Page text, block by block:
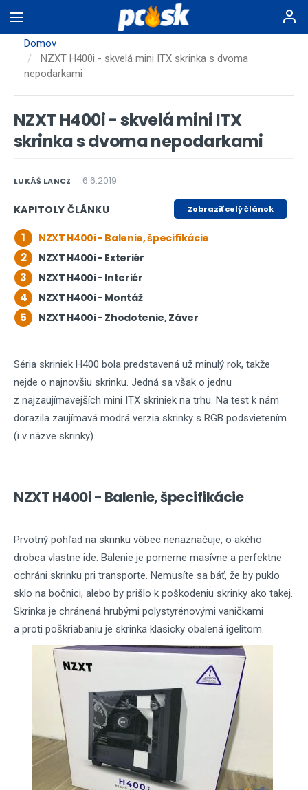
na
hlavnýDomov
NZXT H400i - skvelá mini ITX skrinka s dvoma
nepodarkami
NZXT H400i - skvelá mini ITX
skrinka s dvoma nepodarkami
LUKÁŠ LANCZ 6.6.2019
KAPITOLY ČLÁNKU Zobraziť celý článok
1 NZXT H400i - Balenie, špecifikácie
2 NZXT H400i - Exteriér
3 NZXT H400i - Interiér
4 NZXT H400i - Montáž
5 NZXT H400i - Zhodotenie, Záver
Séria skriniek H400 bola predstavená už minulý rok, takže
nejde o najnovšiu skrinku. Jedná sa však o jednu
z najzaujímavejších mini ITX skriniek na trhu. Na test k nám
dorazila zaujímavá modrá verzia skrinky s RGB podsvietením
(i v názve skrinky).
NZXT H400i - Balenie, špecifikácie
Prvotný pohľad na skrinku vôbec nenaznačuje, o akého
drobca vlastne ide. Balenie je pomerne masívne a perfektne
ochráni skrinku pri transporte. Nemusíte sa báť, že by puklo
sklo na bočnici, alebo by prišlo k poškodeniu skrinky ako takej.
Skrinka je chránená hrubými polystyrénovými vaničkami
a proti poškriabaniu je skrinka klasicky obalená igelitom.